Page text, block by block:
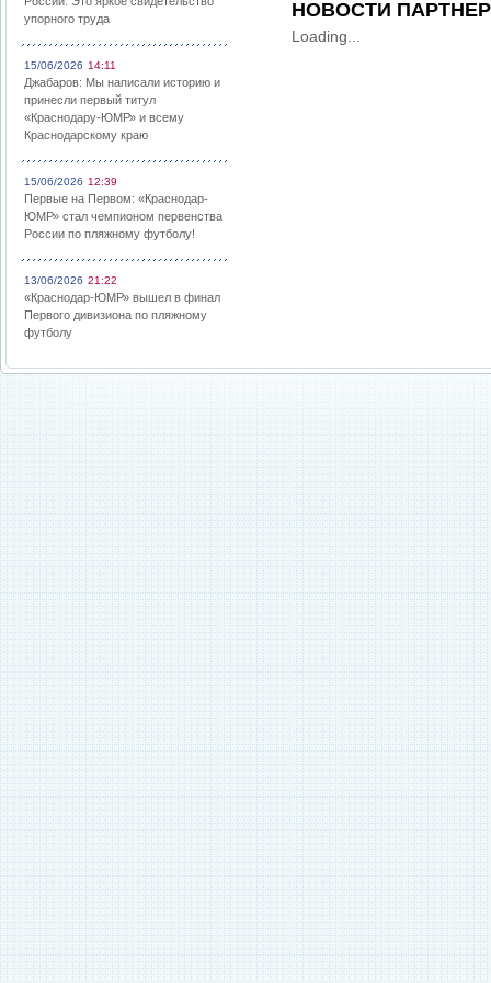
упорного труда
15/06/2026 14:11
Джабаров: Мы написали историю и
принесли первый титул
«Краснодару-ЮМР» и всему
Краснодарскому краю
15/06/2026 12:39
Первые на Первом: «Краснодар-
ЮМР» стал чемпионом первенства
России по пляжному футболу!
13/06/2026 21:22
«Краснодар-ЮМР» вышел в финал
Первого дивизиона по пляжному
футболу
НОВОСТИ
Loading...